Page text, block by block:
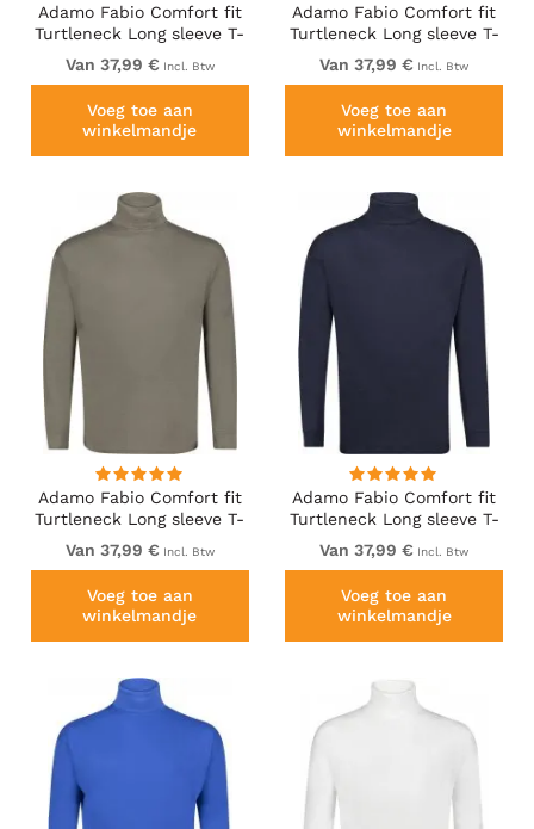
Adamo Fabio Comfort fit
Turtleneck Long sleeve T-
shirt Charcoal
Van 37,99 € Incl. Btw
Voeg toe aan
winkelmandje
Adamo Fabio Comfort fit
Turtleneck Long sleeve T-
shirt Grey
Van 37,99 € Incl. Btw
Voeg toe aan
winkelmandje
Adamo Fabio Comfort fit
Turtleneck Long sleeve T-
shirt Khaki
Van 37,99 € Incl. Btw
Voeg toe aan
winkelmandje
Adamo Fabio Comfort fit
Turtleneck Long sleeve T-
shirt Navy
Van 37,99 € Incl. Btw
Voeg toe aan
winkelmandje